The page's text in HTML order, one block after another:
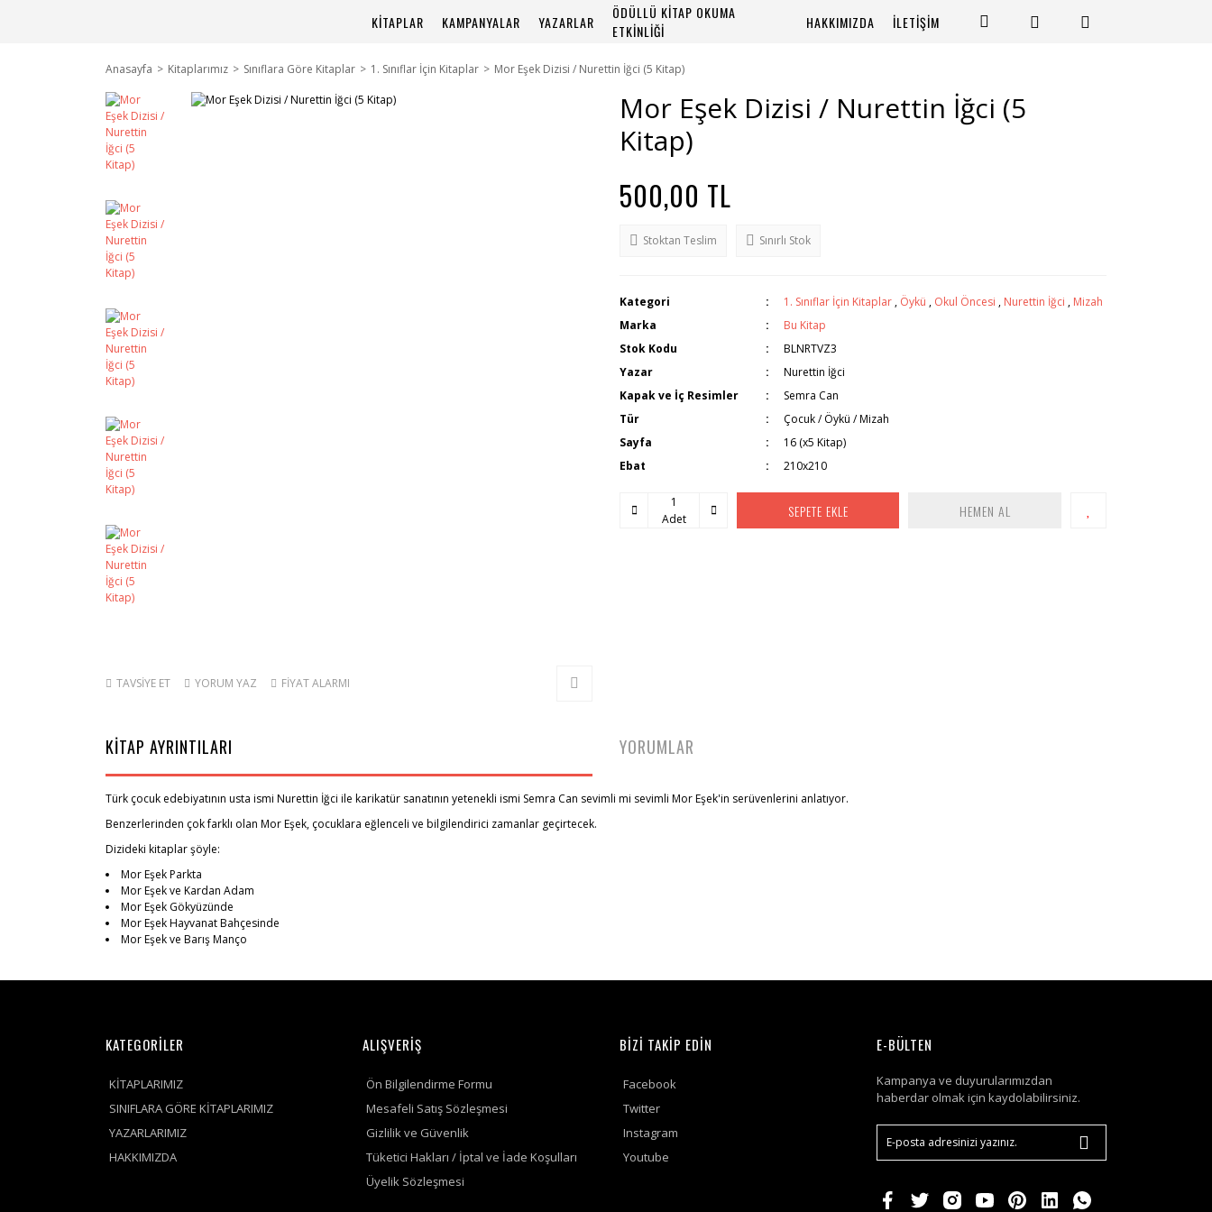
KİTAPLAR KAMPANYALAR YAZARLAR
ÖDÜLLÜ KİTAP OKUMA
ETKİNLİĞİ
HAKKIMIZDA İLETİŞİM
Anasayfa Kitaplarımız Sınıflara Göre Kitaplar 1. Sınıflar İçin Kitaplar Mor Eşek Dizisi / Nurettin İğci (5 Kitap)
TAVSİYE ET YORUM YAZ FİYAT ALARMI
Mor Eşek Dizisi / Nurettin İğci (5
Kitap)
500,00 TL
Stoktan Teslim Sınırlı Stok
Kategori 1. Sınıflar İçin Kitaplar , Öykü , Okul Öncesi , Nurettin İğci , Mizah
Marka
Bu Kitap
Stok Kodu
BLNRTVZ3
Yazar
Nurettin İğci
Kapak ve İç Resimler
Semra Can
Tür
Çocuk / Öykü / Mizah
Sayfa
16 (x5 Kitap)
Ebat
210x210
Adet SEPETE EKLE HEMEN AL
KİTAP AYRINTILARI
Türk çocuk edebiyatının usta ismi Nurettin İğci ile karikatür sanatının yetenekli ismi Semra Can sevimli mi sevimli Mor Eşek'in serüvenlerini anlatıyor.
Benzerlerinden çok farklı olan Mor Eşek, çocuklara eğlenceli ve bilgilendirici zamanlar geçirtecek.
Dizideki kitaplar şöyle:
Mor Eşek Parkta
Mor Eşek ve Kardan Adam
Mor Eşek Gökyüzünde
Mor Eşek Hayvanat Bahçesinde
Mor Eşek ve Barış Manço
YORUMLAR
KATEGORİLER
KİTAPLARIMIZ
SINIFLARA GÖRE KİTAPLARIMIZ
YAZARLARIMIZ
HAKKIMIZDA
ALIŞVERİŞ
Ön Bilgilendirme Formu
Mesafeli Satış Sözleşmesi
Gizlilik ve Güvenlik
Tüketici Hakları / İptal ve İade Koşulları
Üyelik Sözleşmesi
BİZİ TAKİP EDİN
Facebook
Twitter
Instagram
Youtube
E-BÜLTEN
Kampanya ve duyurularımızdan
haberdar olmak için kaydolabilirsiniz.